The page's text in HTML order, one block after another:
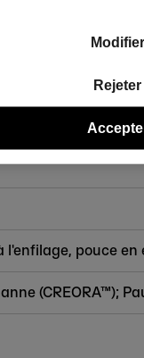
pouce
(CREORA™);
Modifier
Rejeter